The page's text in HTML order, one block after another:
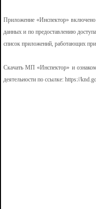
Приложение «Инспектор» включено
данных и по предоставлению
список приложений, работающих
Скачать МП «Инспектор» и
деятельности по ссылке: https://